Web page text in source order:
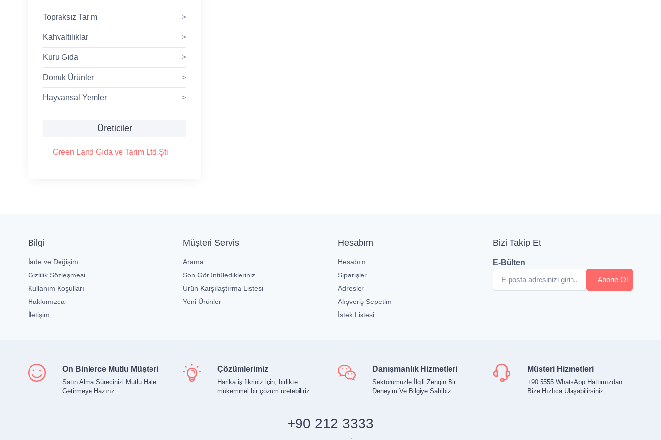
Topraksız Tarım >
Kahvaltılıklar >
Kuru Gıda >
Donuk Ürünler >
Hayvansal Yemler >
Üreticiler
Green Land Gıda ve Tarim Ltd.Şti
Bilgi
İade ve Değişim
Gizlilik Sözleşmesi
Kullanım Koşulları
Hakkımızda
İletişim
Müşteri Servisi
Arama
Son Görüntüledikleriniz
Ürün Karşılaştırma Listesi
Yeni Ürünler
Hesabım
Hesabım
Siparişler
Adresler
Alışveriş Sepetim
İstek Listesi
Bizi Takip Et
E-Bülten
On Binlerce Mutlu Müşteri
Satın Alma Sürecinizi Mutlu Hale
Getirmeye Hazırız.
Çözümlerimiz
Harika iş fikriniz için; birlikte
mükemmel bir çözüm üretebiliriz.
Danışmanlık Hizmetleri
Sektörümüzle İlgili Zengin Bir
Deneyim Ve Bilgiye Sahibiz.
Müşteri Hizmetleri
+90 5555 WhatsApp Hattımızdan
Bize Hızlıca Ulaşabilirsiniz.
+90 212 3333